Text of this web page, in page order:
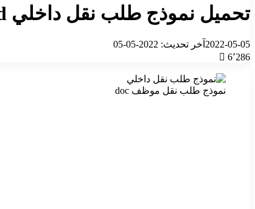
تحميل نموذج طلب نقل داخلي word احترافي 2022
2022-05-05 آخر تحديث: 2022-05-05
6٬286
نموذج طلب نقل موظف doc